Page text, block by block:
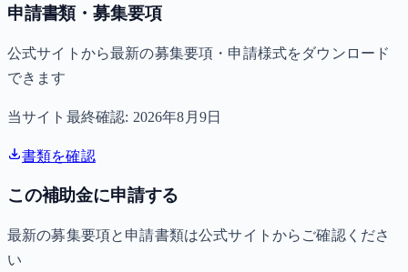
申請書類・募集要項
公式サイトから最新の募集要項・申請様式をダウンロード
できます
当サイト最終確認: 2026年8月9日
書類を確認
この補助金に申請する
最新の募集要項と申請書類は公式サイトからご確認くださ
い